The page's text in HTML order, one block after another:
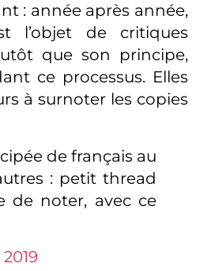
: année après année,
l’objet de critiques
que son principe,
ce processus. Elles
à surnoter les copies
de français au
: petit thread
de noter, avec ce